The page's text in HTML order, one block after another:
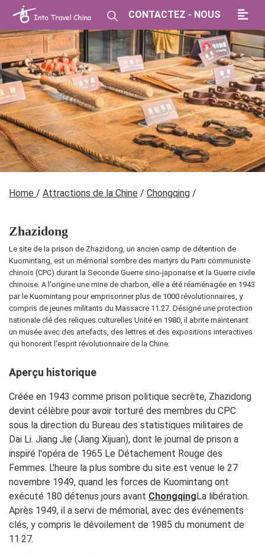
CONTACTEZ - NOUS
Home / Attractions de la Chine / Chongqing /
Zhazidong
Le site de la prison de Zhazidong, un ancien camp de détention de
Kuomintang, est un mémorial sombre des martyrs du Parti communiste
chinois (CPC) durant la Seconde Guerre sino-japonaise et la Guerre civile
chinoise. A l'origine une mine de charbon, elle a été réaménagée en 1943
par le Kuomintang pour emprisonner plus de 1000 révolutionnaires, y
compris de jeunes militants du Massacre 11.27. Désigné une protection
nationale clé des reliques culturelles Unité en 1980, il abrite maintenant
un musée avec des artefacts, des lettres et des expositions interactives
qui honorent l'esprit révolutionnaire de la Chine.
Aperçu historique
Créée en 1943 comme prison politique secrète, Zhazidong
devint célèbre pour avoir torturé des membres du CPC
sous la direction du Bureau des statistiques militaires de
Dai Li. Jiang Jie (Jiang Xijuan), dont le journal de prison a
inspiré l'opéra de 1965 Le Détachement Rouge des
Femmes. L'heure la plus sombre du site est venue le 27
novembre 1949, quand les forces de Kuomintang ont
exécuté 180 détenus jours avant ChongqingLa libération.
Après 1949, il a servi de mémorial, avec des événements
clés, y compris le dévoilement de 1985 du monument de
11·27.